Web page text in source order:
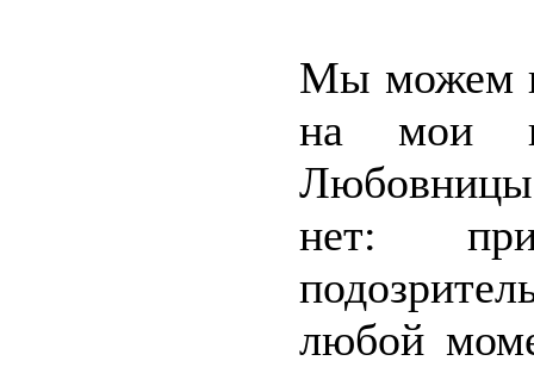
Мы можем
на мои
нет:
любой